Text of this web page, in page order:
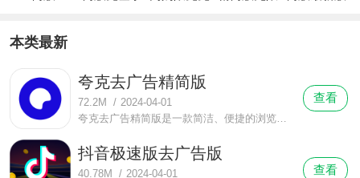
本类最新
夸克去广告精简版
72.2M / 2024-04-01
夸克去广告精简版是一款简洁、便捷的浏览器软件，在这款软件全新版本中带给了用户们一个全新的功能系列，进行了一系列的功能面板升级以及内部的程序优化，在这里面用户使用浏览器的时候的界面被优化的更加简洁、便利了，一目了然看清楚自己想要的功能键位并进行搜索。
查看
抖音极速版去广告版
40.78M / 2024-04-01 查看